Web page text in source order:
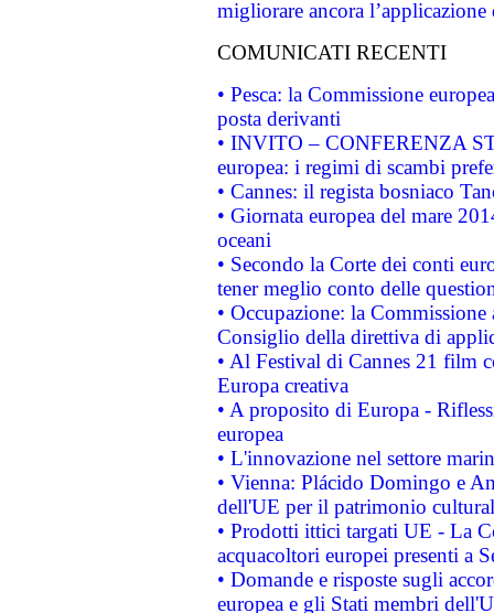
migliorare ancora
COMUNICATI RECENTI
• Pesca: la Commissione
posta derivanti
• INVITO – CONFERENZA
europea: i regimi di scambi
• Cannes: il regista bosniaco
• Giornata europea del mare
oceani
• Secondo la Corte dei conti
tener meglio conto delle
• Occupazione: la
Consiglio della direttiva di
• Al Festival di Cannes 21 film
Europa creativa
• A proposito di Europa -
europea
• L'innovazione nel settore
• Vienna: Plácido Domingo e
dell'UE per il patrimonio
• Prodotti ittici targati UE - La
acquacoltori europei presenti a
• Domande e risposte sugli
europea e gli Stati membri